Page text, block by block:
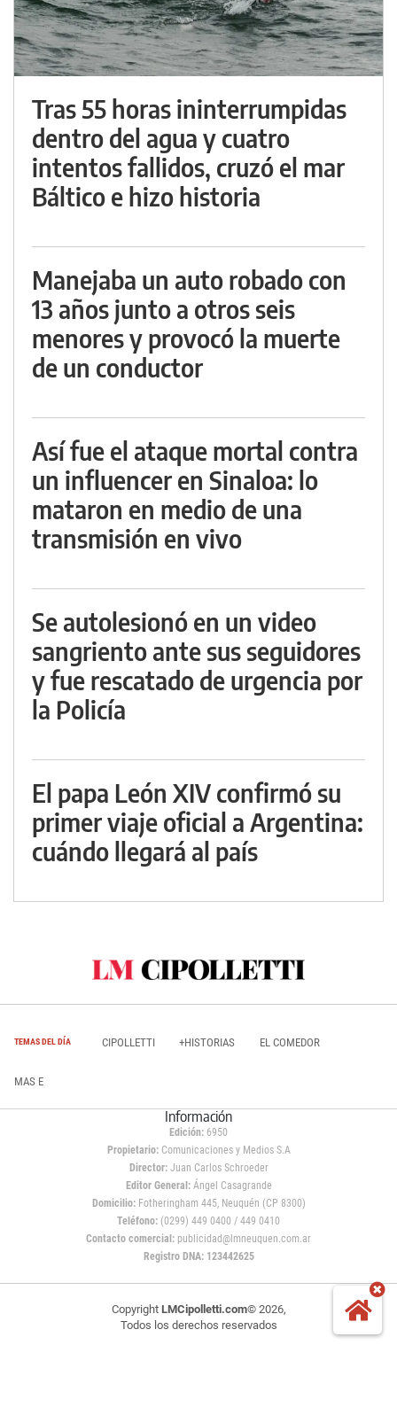
Tras 55 horas ininterrumpidas
dentro del agua y cuatro
intentos fallidos, cruzó el mar
Báltico e hizo historia
Manejaba un auto robado con
13 años junto a otros seis
menores y provocó la muerte
de un conductor
Así fue el ataque mortal contra
un influencer en Sinaloa: lo
mataron en medio de una
transmisión en vivo
Se autolesionó en un video
sangriento ante sus seguidores
y fue rescatado de urgencia por
la Policía
El papa León XIV confirmó su
primer viaje oficial a Argentina:
cuándo llegará al país
TEMAS DEL DÍA CIPOLLETTI +HISTORIAS EL COMEDOR
MAS E
Información
Edición: 6950
Propietario:Comunicaciones y Medios S.A
Director: Juan Carlos Schroeder
Editor General:Ángel Casagrande
Domicilio:Fotheringham 445, Neuquén (CP 8300)
Teléfono: (0299) 449 0400 / 449 0410
Contacto comercial: publicidad@lmneuquen.com.ar
Registro DNA: 123442625
Copyright LMCipolletti.com© 2026,
Todos los derechos reservados